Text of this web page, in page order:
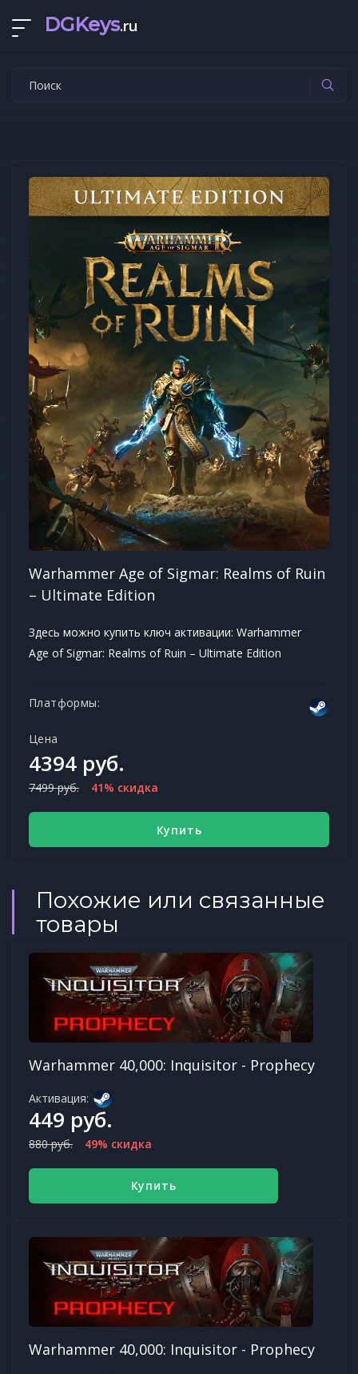
DGKeys.ru
Warhammer Age of Sigmar: Realms of Ruin
– Ultimate Edition
Здесь можно купить ключ активации: Warhammer
Age of Sigmar: Realms of Ruin – Ultimate Edition
Платформы:
Цена
4394 руб.
7499 руб. 41% скидка
Купить
Похожие или связанные
товары
Warhammer 40,000: Inquisitor - Prophecy
Активация:
449 руб.
880 руб. 49% скидка
Купить
Warhammer 40,000: Inquisitor - Prophecy